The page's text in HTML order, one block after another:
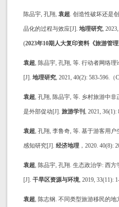
陈品宇, 孔翔, 袁超. 创造性破坏还是
品化的过程与效应[J]. 地理研究,
(2023年10期人大复印资料《旅游管
袁超, 陈品宇, 孔翔, 等. 行动者网络
[J]. 地理研究, 2021, 40(2): 583-596.（
袁超, 孔翔, 陈品宇, 等. 乡村旅游中
是外部促动[J]. 旅游学刊 , 2021, 36(1):
袁超, 孔翔, 李鲁奇, 等. 基于游客用
感知研究[J]. 经济地理 ，2020. 40(8):
袁超, 陈品宇, 孔翔. 生态政治学: 西
[J]. 干旱区资源与环境, 2019, 33(11):
袁超, 陈志钢. 不同类型旅游移民的